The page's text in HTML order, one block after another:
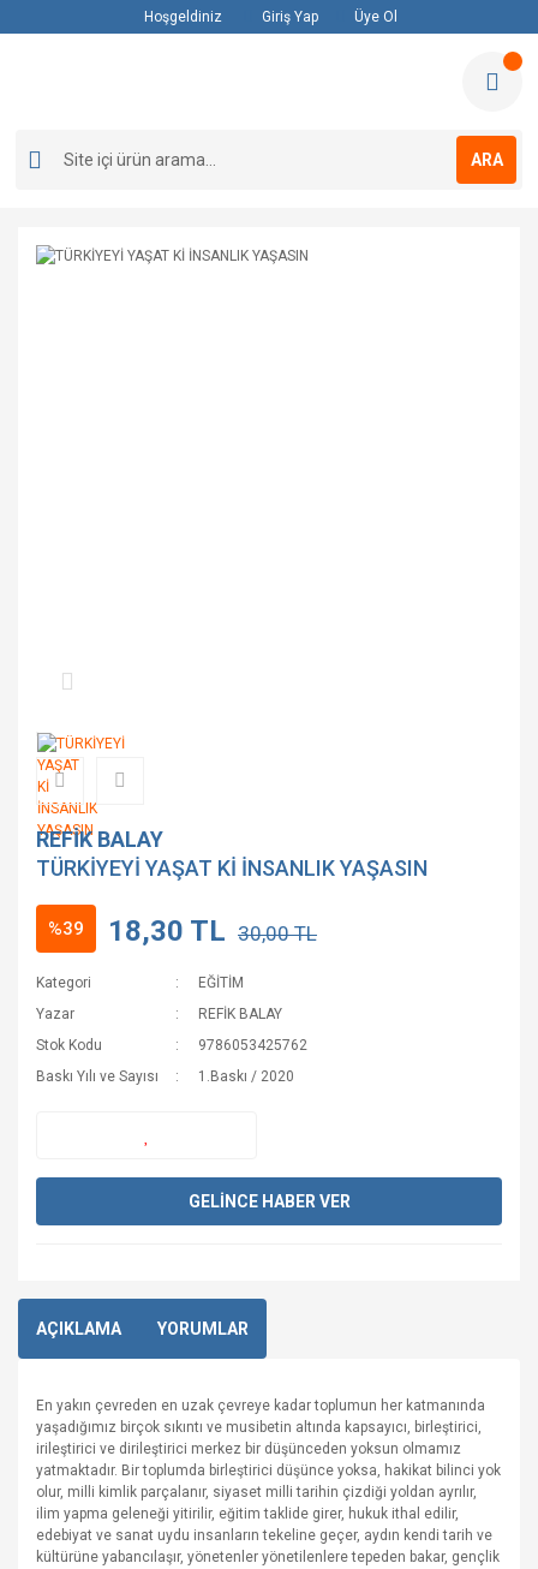
Hoşgeldiniz Giriş Yap Üye Ol
ARA
REFİK BALAY
TÜRKİYEYİ YAŞAT Kİ İNSANLIK YAŞASIN
%39 18,30 TL 30,00 TL
Kategori
EĞİTİM
Yazar
REFİK BALAY
Stok Kodu
9786053425762
Baskı Yılı ve Sayısı
1.Baskı / 2020
GELİNCE HABER VER
AÇIKLAMA YORUMLAR
En yakın çevreden en uzak çevreye kadar toplumun her katmanında
yaşadığımız birçok sıkıntı ve musibetin altında kapsayıcı, birleştirici,
irileştirici ve dirileştirici merkez bir düşünceden yoksun olmamız
yatmaktadır. Bir toplumda birleştirici düşünce yoksa, hakikat bilinci yok
olur, milli kimlik parçalanır, siyaset milli tarihin çizdiği yoldan ayrılır,
ilim yapma geleneği yitirilir, eğitim taklide girer, hukuk ithal edilir,
edebiyat ve sanat uydu insanların tekeline geçer, aydın kendi tarih ve
kültürüne yabancılaşır, yönetenler yönetilenlere tepeden bakar, gençlik